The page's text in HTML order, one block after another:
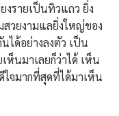
งรายเป็นทิวแถว ยิ่ง
สวยงามแลยิ่งใหญ่ของ
ได้อย่างลงตัว เป็น
ห็นมาเลยก็ว่าได้ เห็น
จมากที่สุดที่ได้มาเห็น